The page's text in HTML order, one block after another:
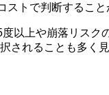
トで判断すること
以上や崩落リス
されることも多く見